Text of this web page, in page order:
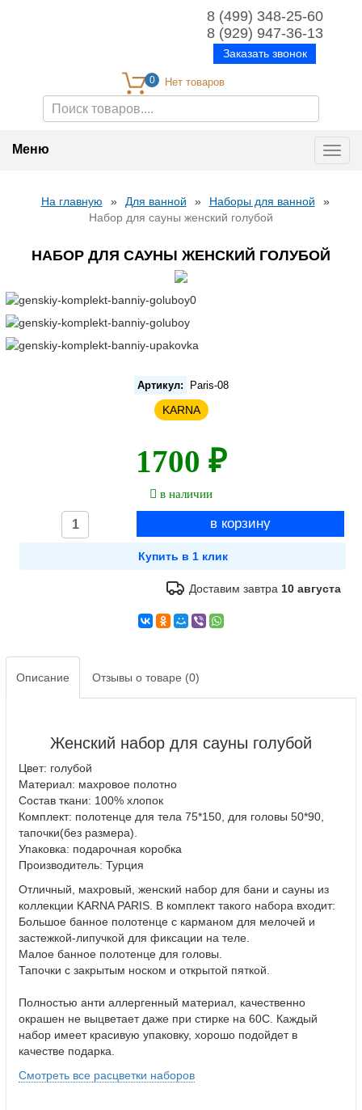
0
8 (499) 348-25-60
8 (929) 947-36-13
Заказать звонок
Меню
На главную » Для ванной » Наборы для ванной
»
Набор для сауны женский голубой
НАБОР ДЛЯ САУНЫ ЖЕНСКИЙ ГОЛУБОЙ
Артикул: Paris-08
KARNA
1700 ₽
в наличии
Доставим завтра 10 августа
Описание Отзывы о товаре (0)
Женский набор для сауны голубой
Цвет: голубой
Материал: махровое полотно
Состав ткани: 100% хлопок
Комплект: полотенце для тела 75*150, для головы 50*90,
тапочки(без размера).
Упаковка: подарочная коробка
Производитель: Турция
Отличный, махровый, женский набор для бани и сауны из
коллекции KARNA PARIS. В комплект такого набора входит:
Большое банное полотенце с карманом для мелочей и
застежкой-липучкой для фиксации на теле.
Малое банное полотенце для головы.
Тапочки с закрытым носком и открытой пяткой.
Полностью анти аллергенный материал, качественно
окрашен не выцветает даже при стирке на 60С. Каждый
набор имеет красивую упаковку, хорошо подойдет в
качестве подарка.
Смотреть все расцветки наборов